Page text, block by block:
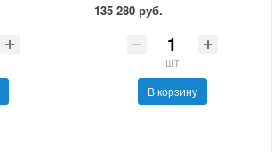
135 280 руб.
шт
В корзину